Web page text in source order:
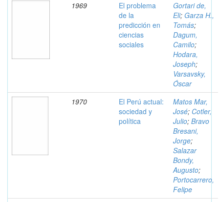
1969
El problema
de la
predicción en
ciencias
sociales
Gortari de,
Eli; Garza H.,
Tomás;
Dagum,
Camilo;
Hodara,
Joseph;
Varsavsky,
Óscar
1970
El Perú actual:
sociedad y
política
Matos Mar,
José; Cotler,
Julio; Bravo
Bresani,
Jorge;
Salazar
Bondy,
Augusto;
Portocarrero,
Felipe